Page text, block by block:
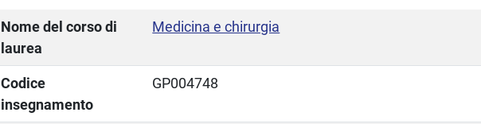
Nome del corso di
laurea
Medicina e chirurgia
Codice
insegnamento
GP004748